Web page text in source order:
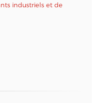
industriels et de